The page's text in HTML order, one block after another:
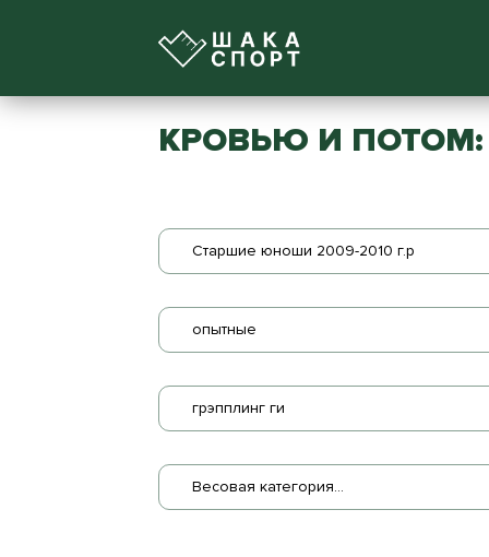
КРОВЬЮ И ПОТОМ:
Старшие юноши 2009-2010 г.р
опытные
грэпплинг ги
Весовая категория...